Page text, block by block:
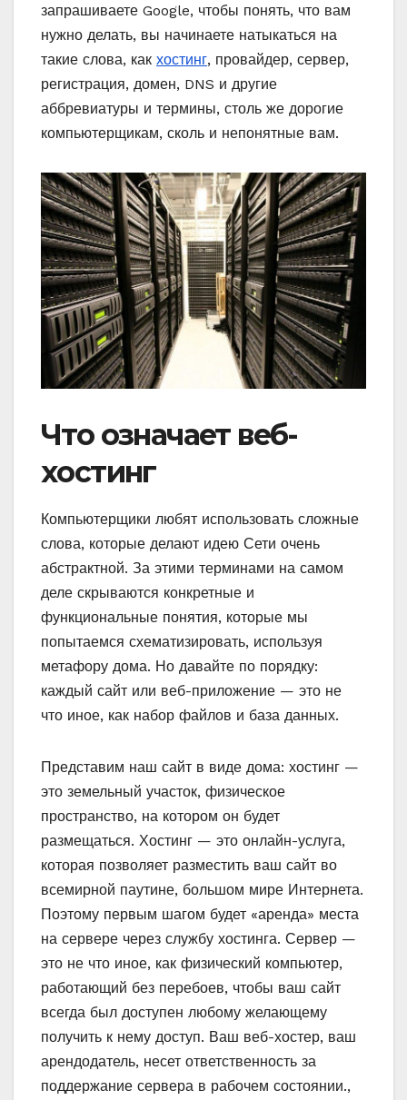
запрашиваете Google, чтобы понять, что вам
нужно делать, вы начинаете натыкаться на
такие слова, как хостинг, провайдер, сервер,
регистрация, домен, DNS и другие
аббревиатуры и термины, столь же дорогие
компьютерщикам, сколь и непонятные вам.
Что означает веб-
хостинг
Компьютерщики любят использовать сложные
слова, которые делают идею Сети очень
абстрактной. За этими терминами на самом
деле скрываются конкретные и
функциональные понятия, которые мы
попытаемся схематизировать, используя
метафору дома. Но давайте по порядку:
каждый сайт или веб-приложение — это не
что иное, как набор файлов и база данных.
Представим наш сайт в виде дома: хостинг —
это земельный участок, физическое
пространство, на котором он будет
размещаться. Хостинг — это онлайн-услуга,
которая позволяет разместить ваш сайт во
всемирной паутине, большом мире Интернета.
Поэтому первым шагом будет «аренда» места
на сервере через службу хостинга. Сервер —
это не что иное, как физический компьютер,
работающий без перебоев, чтобы ваш сайт
всегда был доступен любому желающему
получить к нему доступ. Ваш веб-хостер, ваш
арендодатель, несет ответственность за
поддержание сервера в рабочем состоянии.,